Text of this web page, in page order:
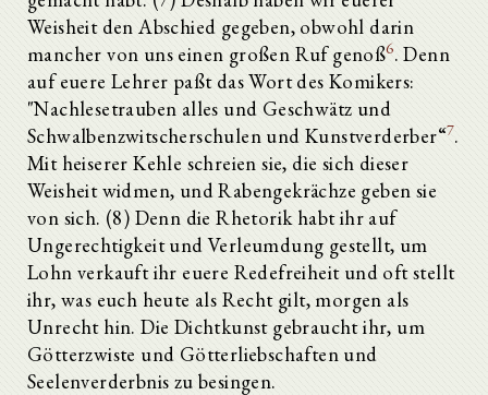
Weisheit den Abschied gegeben, obwohl darin
mancher von uns einen großen Ruf genoß6. Denn
auf euere Lehrer paßt das Wort des Komikers:
"Nachlesetrauben alles und Geschwätz und
Schwalbenzwitscherschulen und Kunstverderber“7.
Mit heiserer Kehle schreien sie, die sich dieser
Weisheit widmen, und Rabengekrächze geben sie
von sich. (8) Denn die Rhetorik habt ihr auf
Ungerechtigkeit und Verleumdung gestellt, um
Lohn verkauft ihr euere Redefreiheit und oft stellt
ihr, was euch heute als Recht gilt, morgen als
Unrecht hin. Die Dichtkunst gebraucht ihr, um
Götterzwiste und Götterliebschaften und
Seelenverderbnis zu besingen.